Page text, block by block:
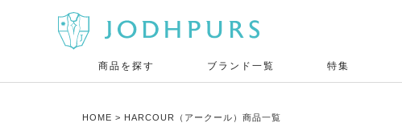
商品を探す ブランド一覧 特集
HOME HARCOUR（アークール）商品一覧